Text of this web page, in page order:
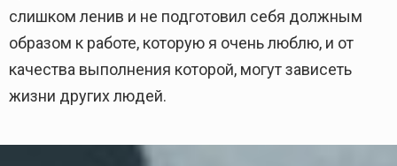
слишком ленив и не подготовил себя должным
образом к работе, которую я очень люблю, и от
качества выполнения которой, могут зависеть
жизни других людей.